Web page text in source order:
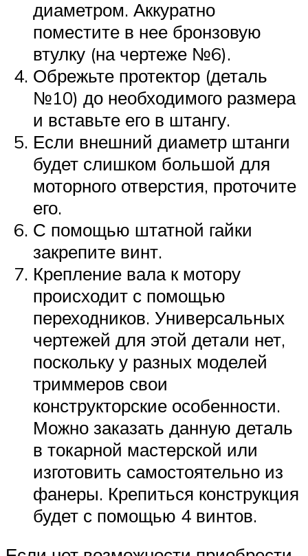
диаметром. Аккуратно
поместите в нее бронзовую
втулку (на чертеже №6).
Обрежьте протектор (деталь
№10) до необходимого размера
и вставьте его в штангу.
Если внешний диаметр штанги
будет слишком большой для
моторного отверстия, проточите
его.
С помощью штатной гайки
закрепите винт.
Крепление вала к мотору
происходит с помощью
переходников. Универсальных
чертежей для этой детали нет,
поскольку у разных моделей
триммеров свои
конструкторские особенности.
Можно заказать данную деталь
в токарной мастерской или
изготовить самостоятельно из
фанеры. Крепиться конструкция
будет с помощью 4 винтов.